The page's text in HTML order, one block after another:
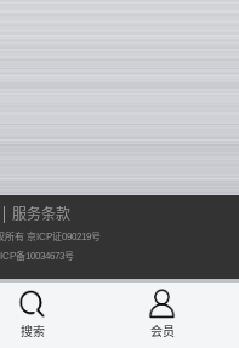
搜索 会员
服务条款
有 京ICP证090219号
备10034673号